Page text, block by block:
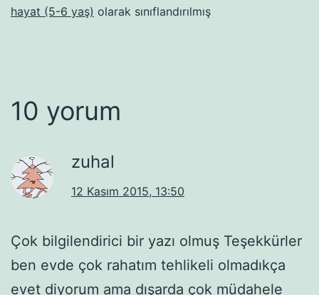
hayat (5-6 yaş) olarak sınıflandırılmış
10 yorum
zuhal
12 Kasım 2015, 13:50
Çok bilgilendirici bir yazı olmuş Teşekkürler
ben evde çok rahatım tehlikeli olmadıkça
evet diyorum ama dışarda çok müdahele